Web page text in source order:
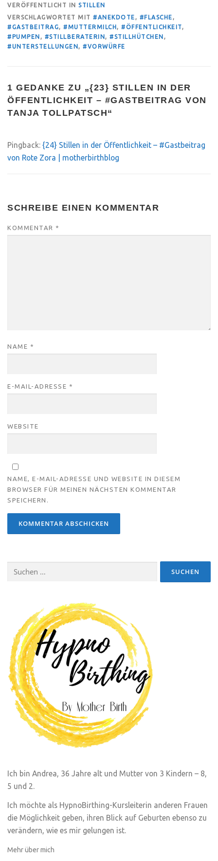
VERÖFFENTLICHT IN STILLEN
VERSCHLAGWORTET MIT #ANEKDOTE, #FLASCHE,
#GASTBEITRAG, #MUTTERMILCH , #ÖFFENTLICHKEIT,
#PUMPEN , #STILLBERATERIN , #STILLHÜTCHEN ,
#UNTERSTELLUNGEN , #VORWÜRFE
1 GEDANKE ZU „{23} STILLEN IN DER
ÖFFENTLICHKEIT – #GASTBEITRAG VON
TANJA TOLLPATSCH“
Pingback: {24} Stillen in der Öffentlichkeit – #Gastbeitrag
von Rote Zora | motherbirthblog
SCHREIBE EINEN KOMMENTAR
KOMMENTAR *
NAME *
E-MAIL-ADRESSE *
WEBSITE
NAME, E-MAIL-ADRESSE UND WEBSITE IN DIESEM
BROWSER FÜR MEINEN NÄCHSTEN KOMMENTAR
SPEICHERN.
Suchen
Ich bin Andrea, 36 Jahre alt und Mutter von 3 Kindern – 8,
5 und 2.
Ich möchte als HypnoBirthing-Kursleiterin anderen Frauen
die Möglichkeit geben, ihren Blick auf Geburten ebenso zu
verändern, wie es mir gelungen ist.
Mehr über mich